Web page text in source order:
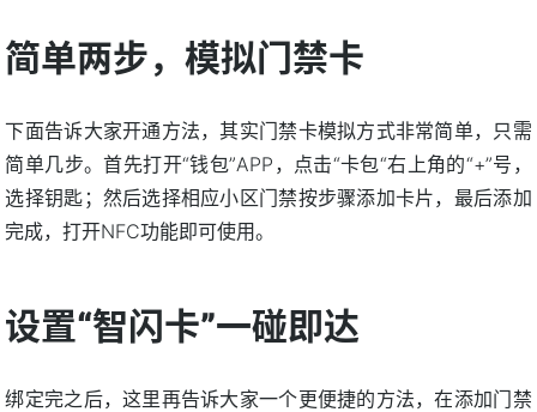
简单两步，模拟门禁卡
下面告诉大家开通方法，其实门禁卡模拟方式非常简单，只需
简单几步。首先打开“钱包”APP，点击“卡包“右上角的“+”号，
选择钥匙；然后选择相应小区门禁按步骤添加卡片，最后添加
完成，打开NFC功能即可使用。
设置“智闪卡”一碰即达
绑定完之后，这里再告诉大家一个更便捷的方法，在添加门禁